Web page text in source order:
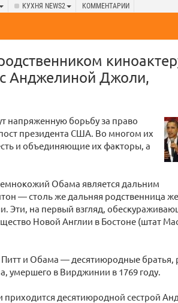
КУХНЯ NEWS2 КОММЕНТАРИИ
с Анджелиной Джоли,
напряженную борьбу за право
президента США. Во многом их
и объединяющие их факторы, а
Обама является дальним
— столь же дальняя родственница
Эти, на первый взгляд,
Новой Англии в Бостоне (штат
и Обама — десятиюродные братья,
умершего в Вирджинии в 1769 году.
десятиюродной сестрой